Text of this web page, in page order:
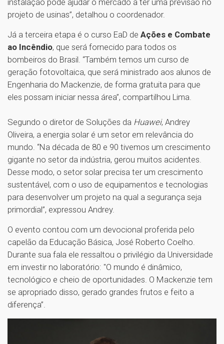
projeto de usinas”, detalhou o coordenador.
Já a terceira etapa é o curso EaD de Ações e Combate
ao Incêndio, que será fornecido para todos os
bombeiros do Brasil. “Também temos um curso de
geração fotovoltaica, que será ministrado aos alunos de
Engenharia do Mackenzie, de forma gratuita para que
eles possam iniciar nessa área”, compartilhou Lima.
Segundo o diretor de Soluções da Huawei, Andrey
Oliveira, a energia solar é um setor em relevância do
mundo. “Na década de 80 e 90 tivemos um crescimento
gigante no setor da indústria, gerou muitos acidentes.
Desse modo, o setor solar precisa ter um crescimento
sustentável, com o uso de equipamentos e tecnologias
para desenvolver um projeto na qual a segurança seja
primordial”, expressou Andrey.
O evento contou com um devocional proferida pelo
capelão da Educação Básica, José Roberto Coelho.
Durante sua fala ele ressaltou o privilégio da Universidade
em investir no laboratório: "O mundo é dinâmico,
tecnológico e cheio de oportunidades. O Mackenzie tem
se apropriado disso, gerado grandes frutos e feito a
diferença”.